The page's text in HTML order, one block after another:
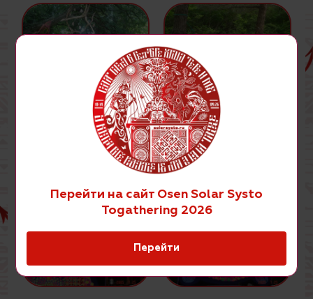
Перейти на сайт Osen Solar Systo
Togathering 2026
Перейти